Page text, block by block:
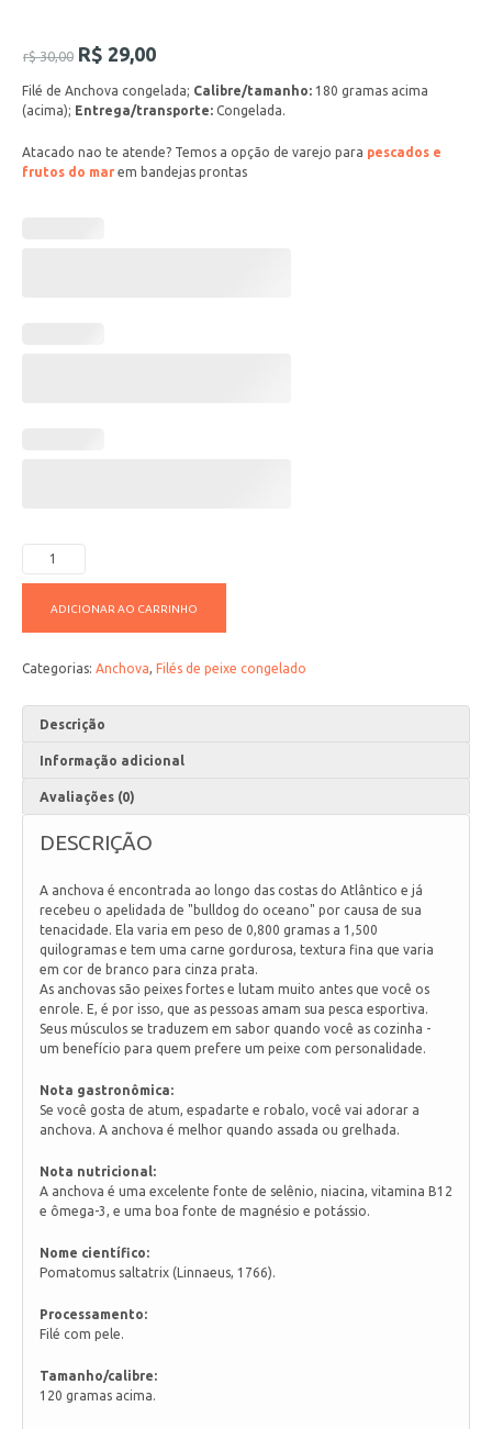
r$30,00 R$ 29,00
Filé de Anchova congelada; Calibre/tamanho: 180 gramas acima
(acima); Entrega/transporte: Congelada.
Atacado nao te atende? Temos a opção de varejo para pescados e
frutos do mar em bandejas prontas
ADICIONAR AO CARRINHO
Categorias: Anchova, Filés de peixe congelado
Descrição
Informação adicional
Avaliações (0)
DESCRIÇÃO
A anchova é encontrada ao longo das costas do Atlântico e já
recebeu o apelidada de "bulldog do oceano" por causa de sua
tenacidade. Ela varia em peso de 0,800 gramas a 1,500
quilogramas e tem uma carne gordurosa, textura fina que varia
em cor de branco para cinza prata.
As anchovas são peixes fortes e lutam muito antes que você os
enrole. E, é por isso, que as pessoas amam sua pesca esportiva.
Seus músculos se traduzem em sabor quando você as cozinha -
um benefício para quem prefere um peixe com personalidade.
Nota gastronômica:
Se você gosta de atum, espadarte e robalo, você vai adorar a
anchova. A anchova é melhor quando assada ou grelhada.
Nota nutricional:
A anchova é uma excelente fonte de selênio, niacina, vitamina B12
e ômega-3, e uma boa fonte de magnésio e potássio.
Nome científico:
Pomatomus saltatrix (Linnaeus, 1766).
Processamento:
Filé com pele.
Tamanho/calibre:
120 gramas acima.